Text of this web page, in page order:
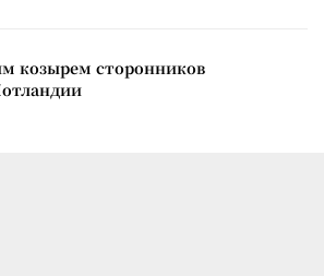
козырем сторонников